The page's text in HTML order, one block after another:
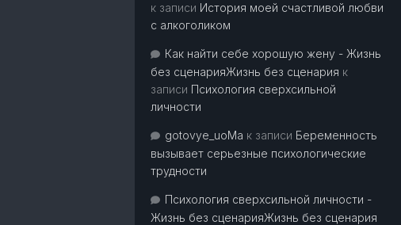
к записи История моей счастливой любви
с алкоголиком
Как найти себе хорошую жену - Жизнь
без сценарияЖизнь без сценария к
записи Психология сверхсильной
личности
gotovye_uoMa к записи Беременность
вызывает серьезные психологические
трудности
Психология сверхсильной личности -
Жизнь без сценарияЖизнь без сценария